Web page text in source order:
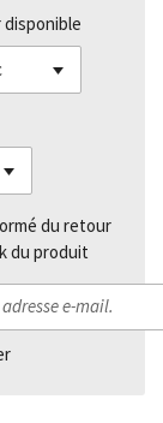
disponible
du retour
du produit